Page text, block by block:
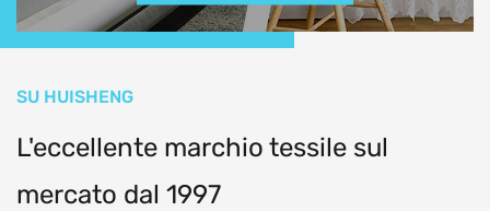
SU HUISHENG
L'eccellente marchio tessile sul
mercato dal 1997